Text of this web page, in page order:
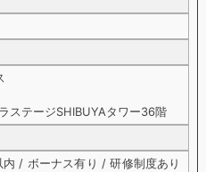
ステージSHIBUYAタワー36階
/ ボーナス有り / 研修制度あり